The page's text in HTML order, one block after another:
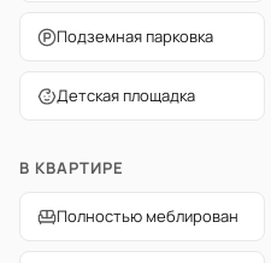
Подземная парковка
Детская площадка
В КВАРТИРЕ
Полностью меблирован